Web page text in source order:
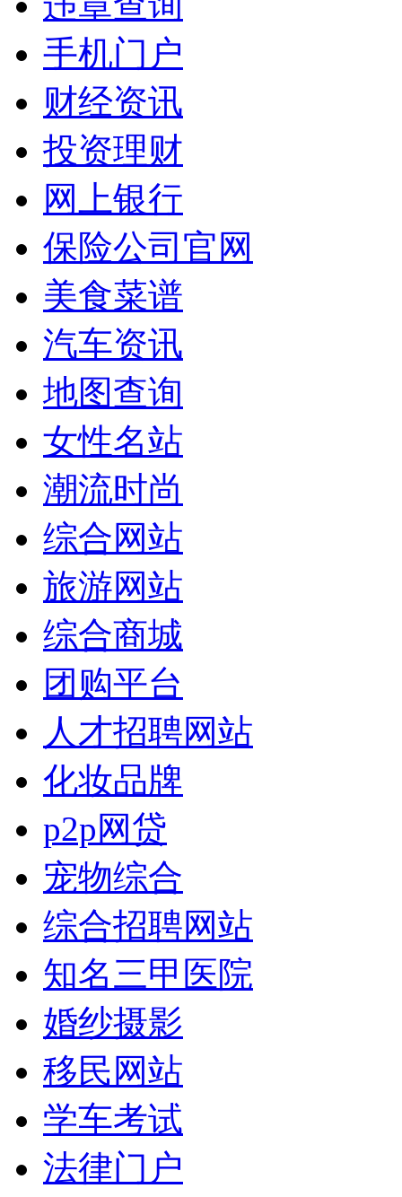
手机门户
财经资讯
投资理财
网上银行
保险公司官网
美食菜谱
汽车资讯
地图查询
女性名站
潮流时尚
综合网站
旅游网站
综合商城
团购平台
人才招聘网站
化妆品牌
p2p网贷
宠物综合
综合招聘网站
知名三甲医院
婚纱摄影
移民网站
学车考试
法律门户